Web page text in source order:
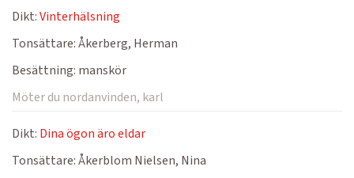
Dikt:Vinterhälsning
Tonsättare:Åkerberg, Herman
Besättning: manskör
Möter du nordanvinden, karl
Dikt: Dina ögon äro eldar
Tonsättare:Åkerblom Nielsen, Nina